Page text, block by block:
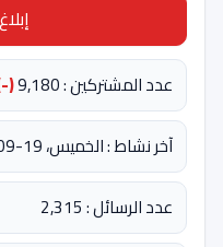
عدد المشتركين : 9,180
)
آخر نشاط : الخميس، 19-09-2024 11:14 صباحاً
عدد الرسائل : 2,315